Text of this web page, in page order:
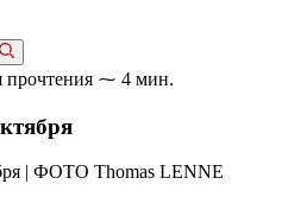
прочтения ⁓ 4 мин.